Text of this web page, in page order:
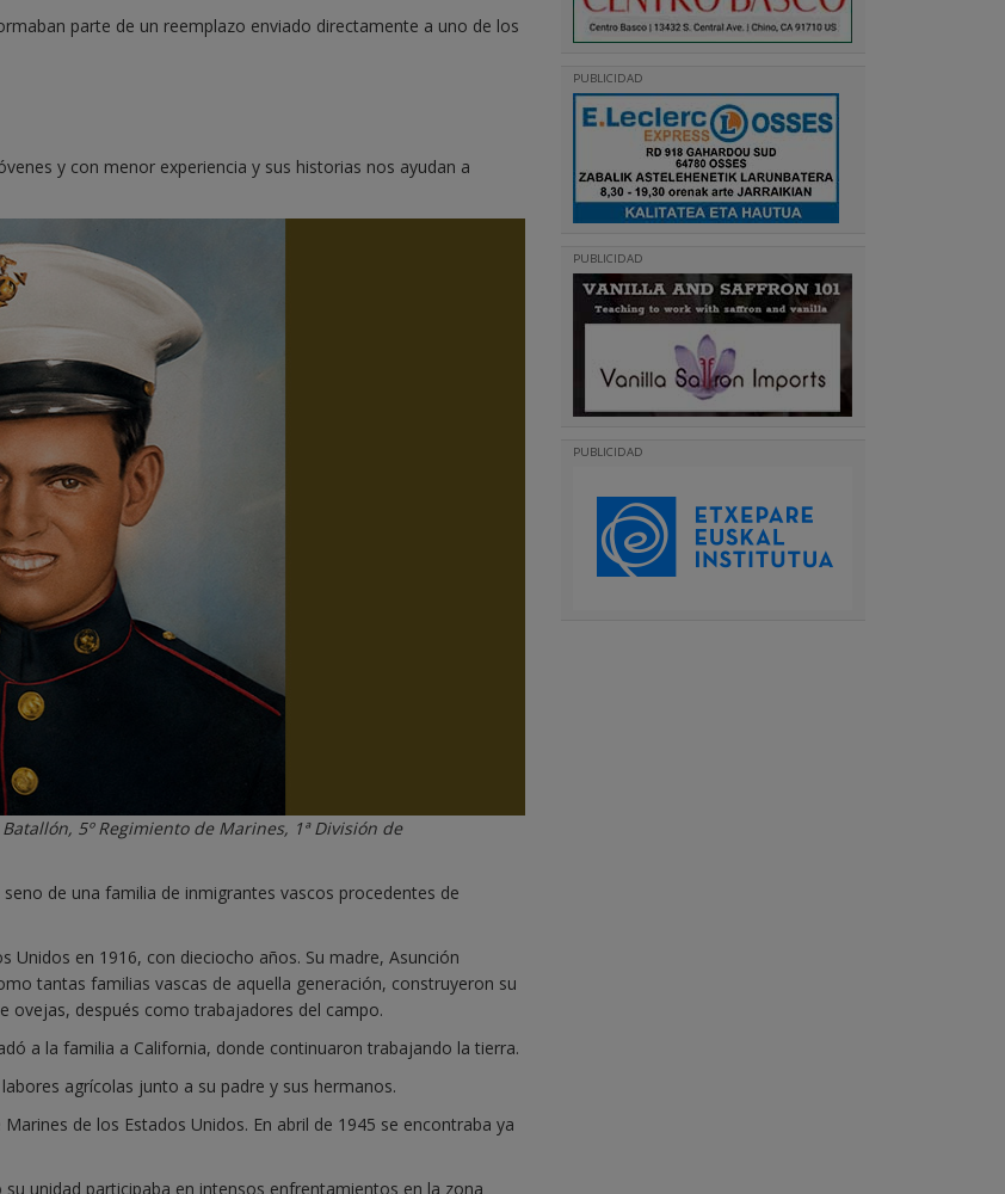
parte de un reemplazo enviado directamente a uno de los
y con menor experiencia y sus historias nos ayudan a
5º Regimiento de Marines, 1ª División de
de una familia de inmigrantes vascos procedentes de
Unidos en 1916, con dieciocho años. Su madre, Asunción
tantas familias vascas de aquella generación, construyeron su
ovejas, después como trabajadores del campo.
a la familia a California, donde continuaron trabajando la tierra.
agrícolas junto a su padre y sus hermanos.
de los Estados Unidos. En abril de 1945 se encontraba ya
unidad participaba en intensos enfrentamientos en la zona
PUBLICIDAD
PUBLICIDAD
PUBLICIDAD